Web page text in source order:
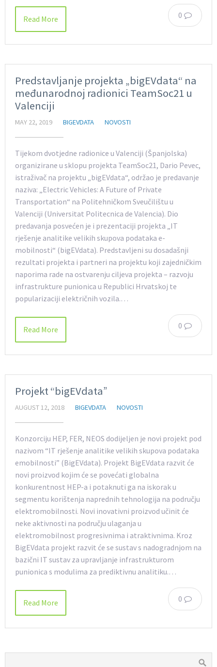
0
Read More
Predstavljanje projekta „bigEVdata“ na
međunarodnoj radionici TeamSoc21 u
Valenciji
MAY 22, 2019 BIGEVDATA NOVOSTI
Tijekom dvotjedne radionice u Valenciji (Španjolska)
organizirane u sklopu projekta TeamSoc21, Dario Pevec,
istraživač na projektu „bigEVdata“, održao je predavanje
naziva: „Electric Vehicles: A Future of Private
Transportation“ na Politehničkom Sveučilištu u
Valenciji (Universitat Politecnica de Valencia). Dio
predavanja posvećen je i prezentaciji projekta „IT
rješenje analitike velikih skupova podataka e-
mobilnosti“ (bigEVdata). Predstavljeni su dosadašnji
rezultati projekta i partneri na projektu koji zajedničkim
naporima rade na ostvarenju ciljeva projekta – razvoju
infrastrukture punionica u Republici Hrvatskoj te
popularizaciji električnih vozila.…
0
Read More
Projekt “bigEVdata”
AUGUST 12, 2018 BIGEVDATA NOVOSTI
Konzorciju HEP, FER, NEOS dodijeljen je novi projekt pod
nazivom “IT rješenje analitike velikih skupova podataka
emobilnosti” (BigEVdata). Projekt BigEVdata razvit će
novi proizvod kojim će se povećati globalna
konkurentnost HEP-a i potaknuti ga na iskorak u
segmentu korištenja naprednih tehnologija na području
elektromobilnosti. Novi inovativni proizvod učinit će
neke aktivnosti na području ulaganja u
elektromobilnost progresivnima i atraktivnima. Kroz
BigEVdata projekt razvit će se sustav s nadogradnjom na
bazični IT sustav za upravljanje infrastrukturom
punionica s modulima za prediktivnu analitiku.…
0
Read More